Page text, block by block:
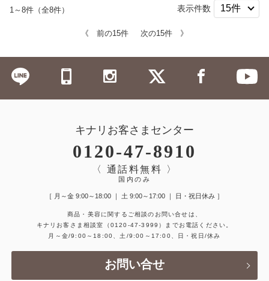
1～8件（全8件） 表示件数
《 前の15件 次の15件 》
キナリお客さまセンター
0120-47-8910
〈 通話料無料 〉
国内のみ
［ 月～金 9:00～18:00 ｜ 土 9:00～17:00 ｜ 日・祝日休み ］
商品・美容に関するご相談のお問い合せは、
キナリお客さま相談室
（0120-47-3999）
までお電話ください。
月～金/9:00～18:00、土/9:00～17:00、日・祝日/休み
お問い合せ